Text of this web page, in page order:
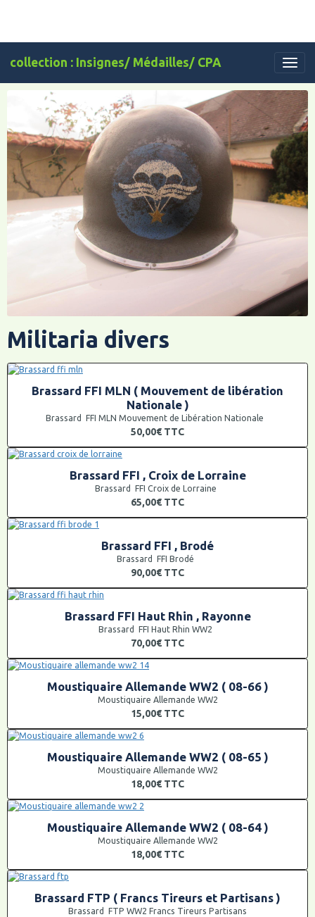
collection : Insignes/ Médailles/ CPA
Militaria divers
Brassard FFI MLN ( Mouvement de libération
Nationale )
Brassard FFI MLN Mouvement de Libération Nationale
50,00€ TTC
Brassard FFI , Croix de Lorraine
Brassard FFI Croix de Lorraine
65,00€ TTC
Brassard FFI , Brodé
Brassard FFI Brodé
90,00€ TTC
Brassard FFI Haut Rhin , Rayonne
Brassard FFI Haut Rhin WW2
70,00€ TTC
Moustiquaire Allemande WW2 ( 08-66 )
Moustiquaire Allemande WW2
15,00€ TTC
Moustiquaire Allemande WW2 ( 08-65 )
Moustiquaire Allemande WW2
18,00€ TTC
Moustiquaire Allemande WW2 ( 08-64 )
Moustiquaire Allemande WW2
18,00€ TTC
Brassard FTP ( Francs Tireurs et Partisans )
Brassard FTP WW2 Francs Tireurs Partisans